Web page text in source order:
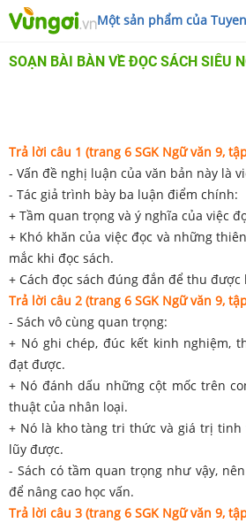
Một sản phẩm của
SOẠN BÀI BÀN VỀ ĐỌC SÁCH SIÊU
Trả lời câu 1 (trang 6 SGK Ngữ văn 9,
- Vấn đề nghị luận của văn bản này là
- Tác giả trình bày ba luận điểm chính:
+ Tầm quan trọng và ý nghĩa của việc
+ Khó khăn của việc đọc và những
mắc khi đọc sách.
+ Cách đọc sách đúng đắn để thu
Trả lời câu 2 (trang 6 SGK Ngữ văn 9,
- Sách vô cùng quan trọng:
+ Nó ghi chép, đúc kết kinh nghiệm,
đạt được.
+ Nó đánh dấu những cột mốc trên
thuật của nhân loại.
+ Nó là kho tàng tri thức và giá trị
lũy được.
- Sách có tầm quan trọng như vậy,
để nâng cao học vấn.
Trả lời câu 3 (trang 6 SGK Ngữ văn 9,